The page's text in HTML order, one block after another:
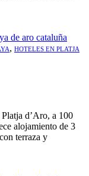
, HOTELES EN PLATJA
d’Aro, a 100
alojamiento de 3
terraza y